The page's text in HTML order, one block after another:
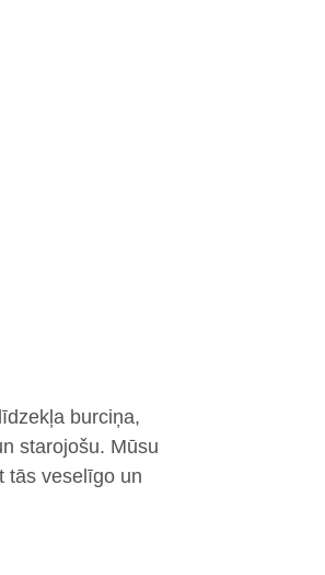
burciņa,
starojošu. Mūsu
tās veselīgo un